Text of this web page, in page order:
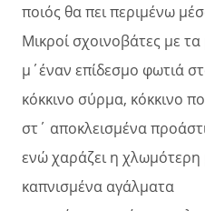
ποιός θα πει περιμένω
Μικροί σχοινοβάτες με
μ΄έναν επίδεσμο φωτιά
κόκκινο σύρμα, κόκκινο
στ΄ αποκλεισμένα
ενώ χαράζει η
καπνισμένα αγάλματα